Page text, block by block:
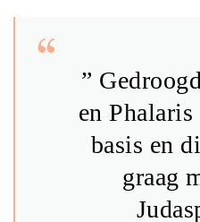
”
en
basis en
graag